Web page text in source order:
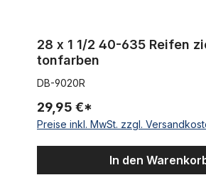
28 x 1 1/2 40-635 Reifen
tonfarben
DB-9020R
29,95 €*
Preise inkl. MwSt. zzgl.
In den